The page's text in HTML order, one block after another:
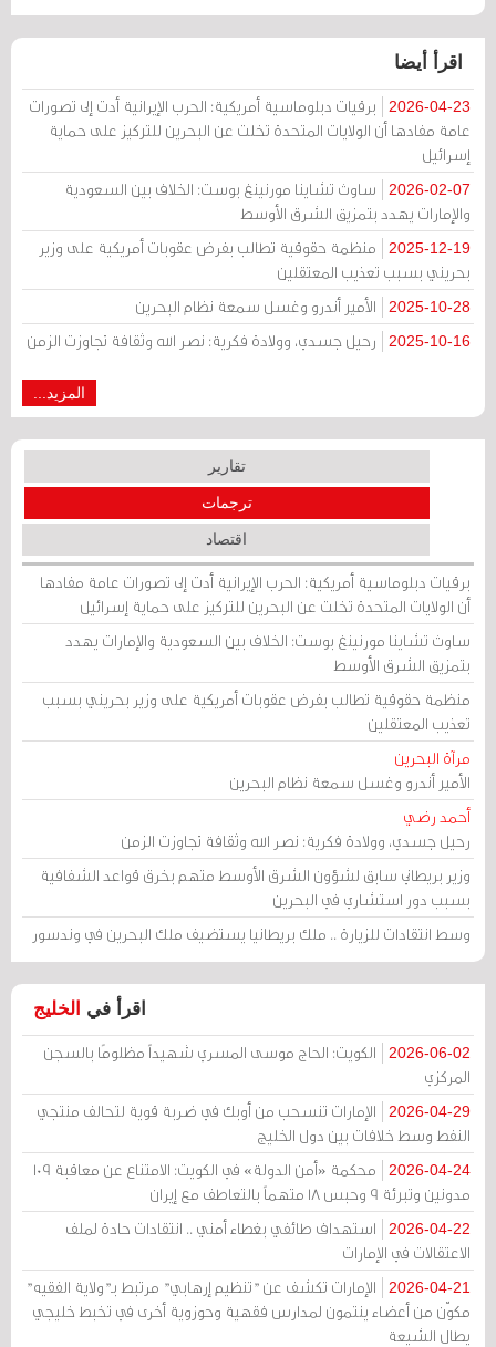
اقرأ أيضا
2026-04-23
برقيات دبلوماسية أمريكية: الحرب الإيرانية أدت إلى تصورات
عامة مفادها أن الولايات المتحدة تخلت عن البحرين للتركيز على حماية
إسرائيل
2026-02-07
ساوث تشاينا مورنينغ بوست: الخلاف بين السعودية
والإمارات يهدد بتمزيق الشرق الأوسط
2025-12-19
منظمة حقوقية تطالب بفرض عقوبات أمريكية على وزير
بحريني بسبب تعذيب المعتقلين
2025-10-28 الأمير أندرو وغسل سمعة نظام البحرين
2025-10-16 رحيل جسدي، وولادة فكرية: نصر الله وثقافة تجاوزت الزمن
المزيد...
تقارير
ترجمات
اقتصاد
برقيات دبلوماسية أمريكية: الحرب الإيرانية أدت إلى تصورات عامة مفادها
أن الولايات المتحدة تخلت عن البحرين للتركيز على حماية إسرائيل
ساوث تشاينا مورنينغ بوست: الخلاف بين السعودية والإمارات يهدد
بتمزيق الشرق الأوسط
منظمة حقوقية تطالب بفرض عقوبات أمريكية على وزير بحريني بسبب
تعذيب المعتقلين
مرآة البحرين
الأمير أندرو وغسل سمعة نظام البحرين
أحمد رضي
رحيل جسدي، وولادة فكرية: نصر الله وثقافة تجاوزت الزمن
وزير بريطاني سابق لشؤون الشرق الأوسط متهم بخرق قواعد الشفافية
بسبب دور استشاري في البحرين
وسط انتقادات للزيارة .. ملك بريطانيا يستضيف ملك البحرين في وندسور
اقرأ في الخليج
2026-06-02
الكويت: الحاج موسى المسري شهيداً مظلومًا بالسجن
المركزي
2026-04-29
الإمارات تنسحب من أوبك في ضربة قوية لتحالف منتجي
النفط وسط خلافات بين دول الخليج
2026-04-24
محكمة «أمن الدولة» في الكويت: الامتناع عن معاقبة 109
مدونين وتبرئة 9 وحبس 18 متهماً بالتعاطف مع إيران
2026-04-22
استهداف طائفي بغطاء أمني .. انتقادات حادة لملف
الاعتقالات في الإمارات
2026-04-21
الإمارات تكشف عن "تنظيم إرهابي" مرتبط بـ"ولاية الفقيه"
مكوّن من أعضاء ينتمون لمدارس فقهية وحوزوية أخرى في تخبط خليجي
يطال الشيعة